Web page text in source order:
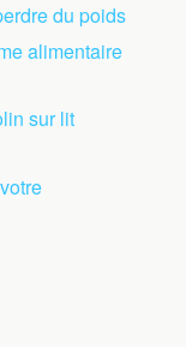
du poids
alimentaire
sur lit